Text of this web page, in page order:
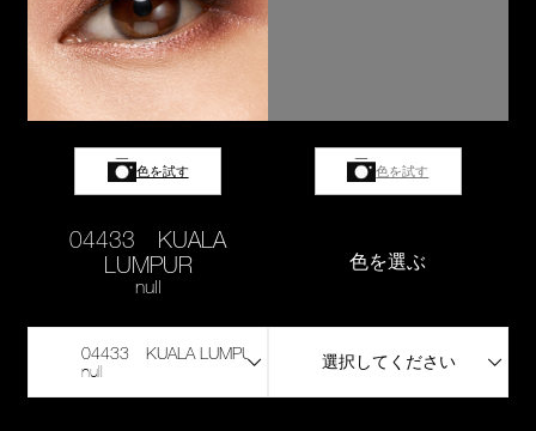
色を試す
04433 KUALA
LUMPUR
null
04433 KUALA LUMPUR
null
色を試す
色を選ぶ
選択してください